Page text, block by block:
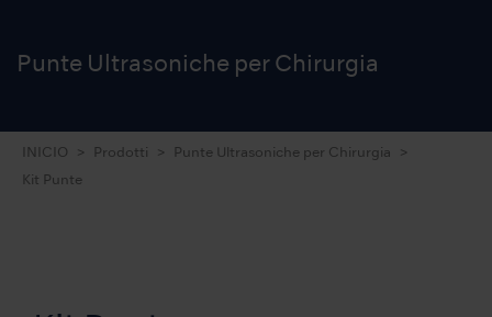
Punte Ultrasoniche per Chirurgia
INICIO Prodotti Punte Ultrasoniche per Chirurgia
Kit Punte